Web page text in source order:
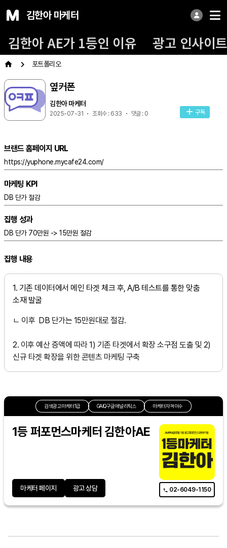
김한아 마케터
김한아 AE가 1등인 이유 광고 인사이트
포트폴리오
옆커폰
김한아 마케터
2025-07-31 조회수 : 633 댓글 : 0 구독
브랜드 홈페이지 URL
https://yuphone.mycafe24.com/
마케팅 KPI
DB 단가 절감
집행 성과
DB 단가 70만원 -> 15만원 절감
집행 내용
1. 기존 데이터에서 메인 타겟 체크 후, A/B 테스트를 통한 맞춤
소재 발굴
ㄴ 이후 DB 단가는 15만원대로 절감.
2. 이후 예산 증액에 따라 1) 기존 타겟에서 확장 소구점 도출 및 2)
신규 타겟 확장을 위한 콘텐츠 마케팅 구축
검색광고마케터1급 GAIQ구글애널리틱스 마케터자격이수
1등 퍼포먼스마케터 김한아AE
마케터 페이지 광고 상담 02-6049-1150